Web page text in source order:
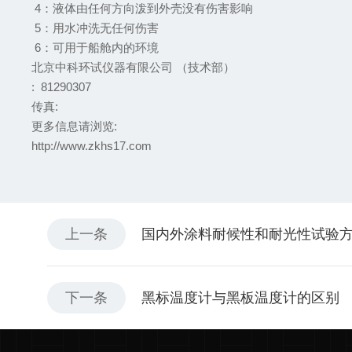
4：液体由任何方向泼到外壳没有伤害影响
5：用水冲洗无任何伤害
6：可用于船舱内的环境
北京中科环试仪器有限公司 （技术部）
: 81290307
传真:
更多信息请浏览:
http://www.zkhs17.com
上一条 国内外涂料耐候性和耐光性试验
下一条 黑标温度计与黑板温度计的区别